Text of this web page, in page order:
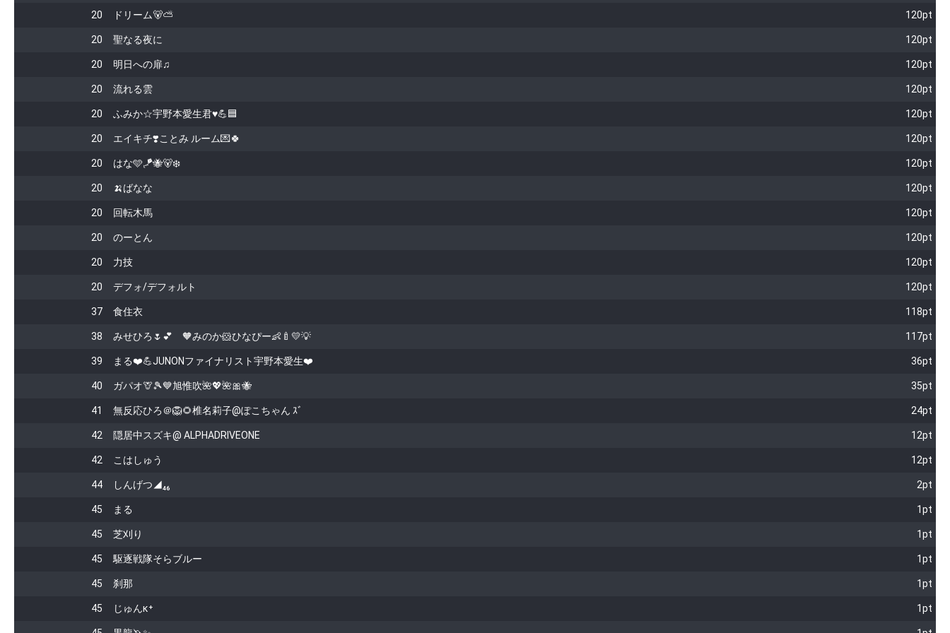
20 ドリーム🐻⛅ 120pt
20 聖なる夜に 120pt
20 明日への扉♫ 120pt
20 流れる雲 120pt
20 ふみか☆宇野本愛生君♥💪🟦 120pt
20 エイキチ❣️ことみ ルーム💌🍀 120pt
20 はな🩵🪁🐝🐻‍❄️ 120pt
20 🍌ばなな 120pt
20 回転木馬 120pt
20 のーとん 120pt
20 力技 120pt
20 デフォ/デフォルト 120pt
37 食住衣 118pt
38 みせひろ🌷💕 🧡みのか🐹ひなぴー👶🍼💛💡 117pt
39 まる❤️💪JUNONファイナリスト宇野本愛生❤️ 36pt
40 ガパオ🦒🎾💙旭惟吹🌺💖🌺🎀🐝 35pt
41 無反応ひろ＠🦁🌻椎名莉子@ぽこちゃん ｽﾞ 24pt
42 隠居中スズキ@ ALPHADRIVEONE 12pt
42 こはしゅう 12pt
44 しんげつ◢₄₆ 2pt
45 まる 1pt
45 芝刈り 1pt
45 駆逐戦隊そらブルー 1pt
45 刹那 1pt
45 じゅんκ⁺ 1pt